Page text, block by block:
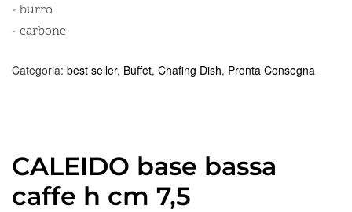
- burro
- carbone
Categoria: best seller, Buffet, Chafing Dish, Pronta Consegna
CALEIDO base bassa
caffe h cm 7,5